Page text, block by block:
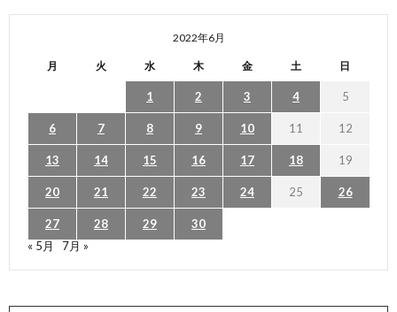
2022年6月
月 火 水 木 金 土 日
1 2 3 4 5
6 7 8 9 10 11 12
13 14 15 16 17 18 19
20 21 22 23 24 25 26
27 28 29
30
« 5月
7月 »